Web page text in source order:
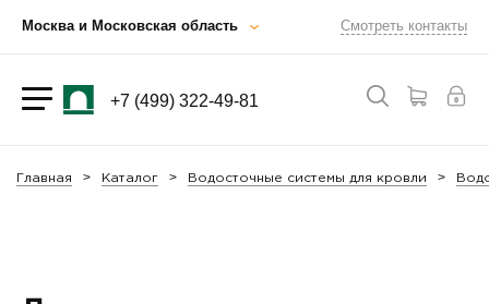
Москва и Московская область Смотреть контакты
+7 (499) 322-49-81
Главная Каталог Водосточные системы для кровли